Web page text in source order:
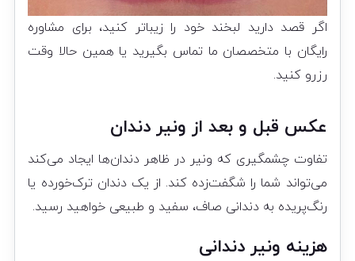
اگر قصد دارید لبخند خود را زیباتر کنید، برای مشاوره
رایگان با متخصصان ما تماس بگیرید یا همین حالا وقت
رزرو کنید.
عکس قبل و بعد از ونیر دندان
تفاوت چشمگیری که ونیر در ظاهر دندان‌ها ایجاد می‌کند
می‌تواند شما را شگفت‌زده کند. از یک دندان ترک‌خورده یا
رنگ‌پریده به دندانی صاف، سفید و طبیعی خواهید رسید.
هزینه ونیر دندانی